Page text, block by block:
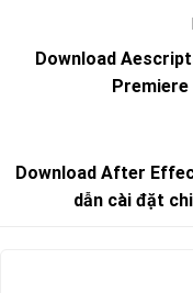
Download
Download After
dẫn cài đặt